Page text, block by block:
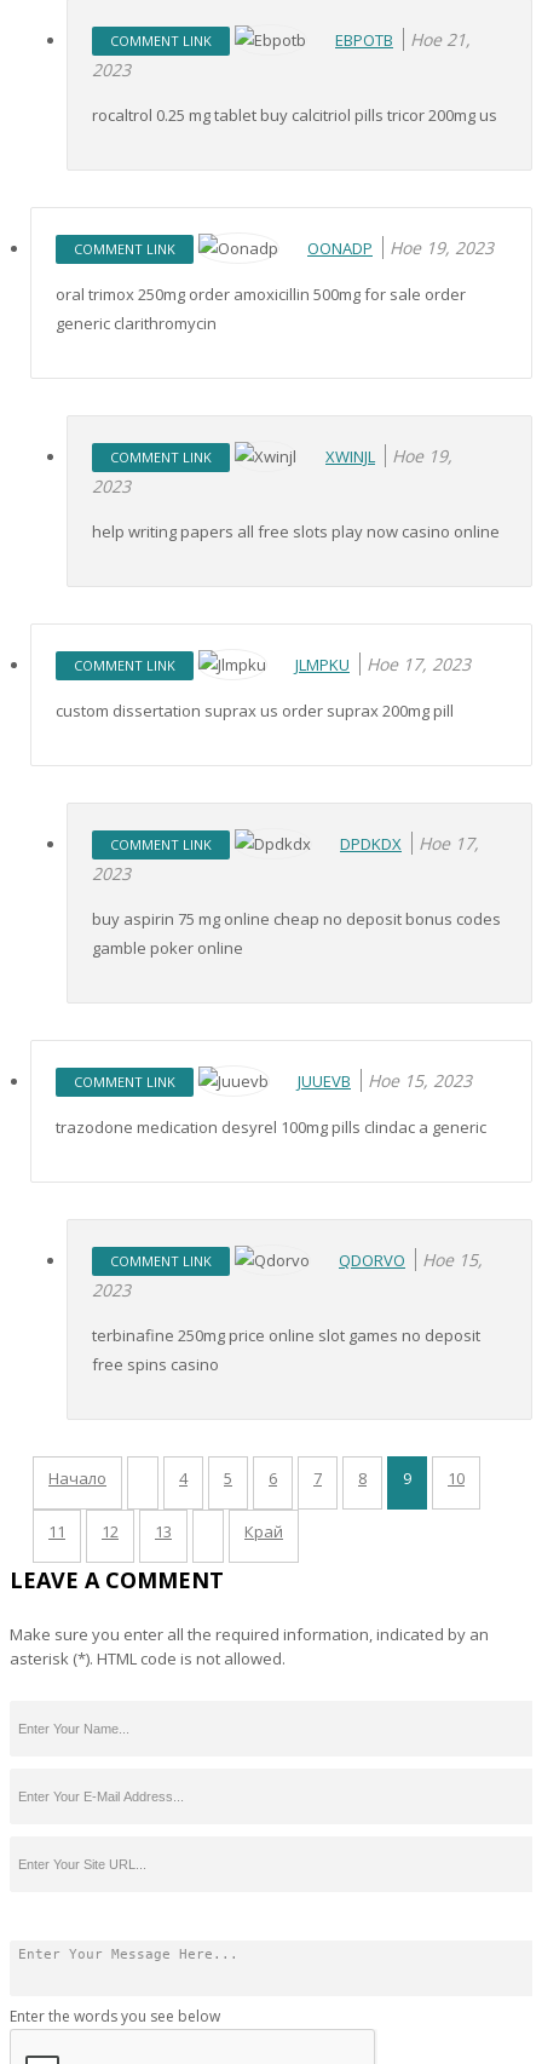
COMMENT LINK EBPOTB
Ное 21,
2023
rocaltrol 0.25 mg tablet buy calcitriol pills tricor 200mg us
COMMENT LINK OONADP Ное 19, 2023
oral trimox 250mg order amoxicillin 500mg for sale order
generic clarithromycin
COMMENT LINK XWINJL
Ное 19,
2023
help writing papers all free slots play now casino online
COMMENT LINK JLMPKU Ное 17, 2023
custom dissertation suprax us order suprax 200mg pill
COMMENT LINK DPDKDX
Ное 17,
2023
buy aspirin 75 mg online cheap no deposit bonus codes
gamble poker online
COMMENT LINK JUUEVB Ное 15, 2023
trazodone medication desyrel 100mg pills clindac a generic
COMMENT LINK QDORVO
Ное 15,
2023
terbinafine 250mg price online slot games no deposit
free spins casino
Начало 4 5 6 7 8 9 10
11 12 13 Край
LEAVE A COMMENT
Make sure you enter all the required information, indicated by an
asterisk (*). HTML code is not allowed.
Enter the words you see below